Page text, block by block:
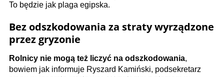
To będzie jak plaga egipska.
Bez odszkodowania za straty wyrządzone
przez gryzonie
Rolnicy nie mogą też liczyć na odszkodowania,
bowiem jak informuje Ryszard Kamiński, podsekretarz